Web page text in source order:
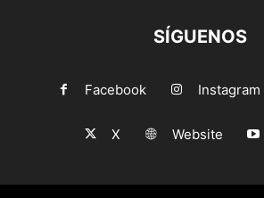
SÍGUENOS
Facebook Instagram
X Website